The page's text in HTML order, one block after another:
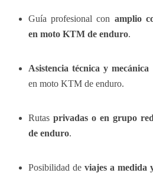
Guía profesional con amplio
en moto KTM de enduro.
Asistencia técnica y mecánica
en moto KTM de enduro.
Rutas privadas o en grupo
de enduro.
Posibilidad de viajes a medida